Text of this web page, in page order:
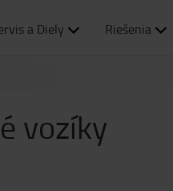
a Diely Riešenia
vozíky